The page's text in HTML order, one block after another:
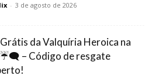
- 3 de agosto de 2026
da Valquíria Heroica na
– Código de resgate